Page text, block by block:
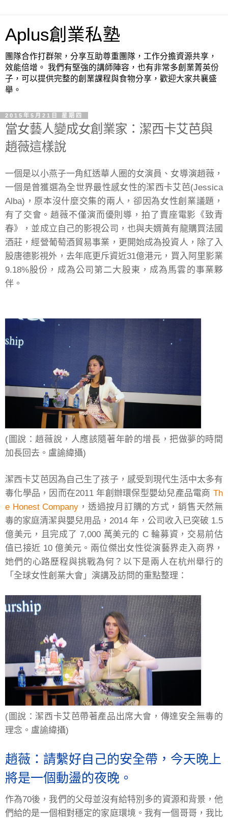
Aplus創業私塾
團隊合作打群架，分享互助尊重團隊，工作分擔資源共享，
效能倍增。 我們有堅強的講師陣容，也有非常多創業菁英份
子，可以提供完整的創業課程與食物分享，歡迎大家共襄盛
舉。
2015年5月21日 星期四
當女藝人變成女創業家：潔西卡艾芭與
趙薇這樣說
一個是以小燕子一角紅透華人圈的女演員、女導演趙薇，
一個是曾獲選為全世界最性感女性的潔西卡艾芭(Jessica
Alba)，原本沒什麼交集的兩人，卻因為女性創業議題，
有了交會。趙薇不僅演而優則導，拍了賣座電影《致青
春》，並成立自己的影視公司，也與夫婿黃有龍購買法國
酒莊，經營葡萄酒貿易事業，更開始成為投資人，除了入
股唐德影視外，去年底更斥資近31億港元，買入阿里影業
9.18%股份，成為公司第二大股東，成為馬雲的事業夥
伴。
(圖說：趙薇說，人應該隨著年齡的增長，把做夢的時間
加長回去。盧諭緯攝)
潔西卡艾芭因為自己生了孩子，感受到現代生活中太多有
毒化學品，因而在2011 年創辦環保型嬰幼兒產品電商 Th
e Honest Company ，透過按月訂購的方式，銷售天然無
毒的家庭清潔與嬰兒用品，2014 年，公司收入已突破 1.5
億美元，且完成了 7,000 萬美元的 C 輪募資，交易前估
值已接近 10 億美元。兩位傑出女性從演藝界走入商界，
她們的心路歷程與挑戰為何？以下是兩人在杭州舉行的
「全球女性創業大會」演講及訪問的重點整理：
(圖說：潔西卡艾芭帶著產品出席大會，傳達安全無毒的
理念。盧諭緯攝)
趙薇：請繫好自己的安全帶，今天晚上
將是一個動盪的夜晚。
作為70後，我們的父母並沒有給特別多的資源和背景，他
們給的是一個相對穩定的家庭環境。我有一個哥哥，我比